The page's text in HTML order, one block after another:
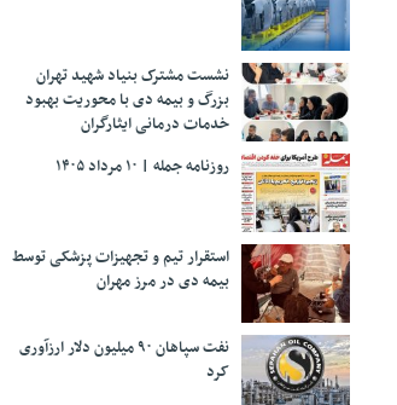
نشست مشترک بنیاد شهید تهران
بزرگ و بیمه دی با محوریت بهبود
خدمات درمانی ایثارگران
روزنامه جمله | ۱۰ مرداد ۱۴۰۵
استقرار تیم و تجهیزات پزشکی توسط
بیمه دی در مرز مهران
نفت سپاهان ۹۰ میلیون دلار ارزآوری
کرد